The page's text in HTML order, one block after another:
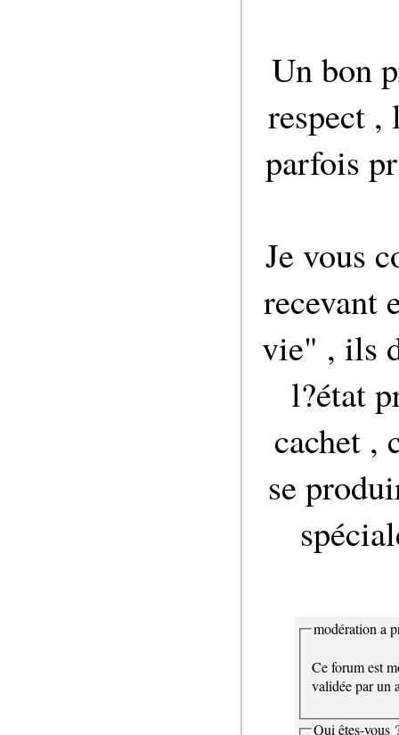
Un bon
respect ,
parfois
Je vous
recevant
vie" , ils
l?état
cachet ,
se
modération a
Ce forum est
validée par un
Qui êtes-vous